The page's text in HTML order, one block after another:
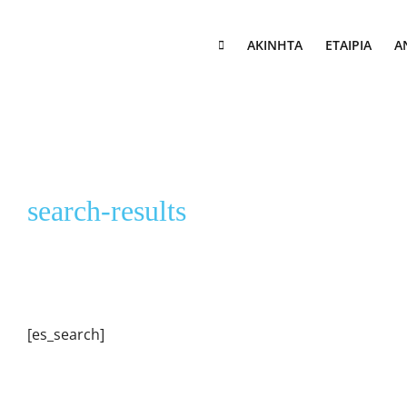
ΑΚΊΝΗΤΑ ΕΤΑΙΡΊΑ
search-results
[es_search]